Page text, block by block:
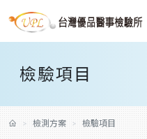
檢驗項目
檢測方案 檢驗項目